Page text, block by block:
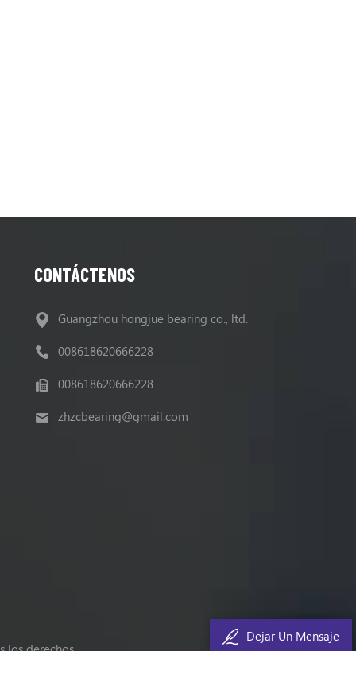
CONTÁCTENOS
Guangzhou hongjue bearing co., ltd.
008618620666228
008618620666228
zhzcbearing@gmail.com
los derechos.
Dejar Un Mensaje